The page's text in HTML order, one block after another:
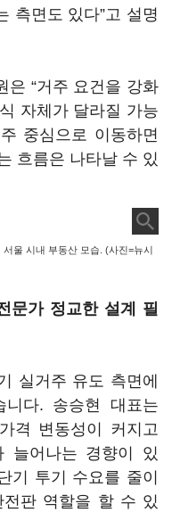
측면도 있다”고 설명
은 “거주 요건을 강화
자체가 달라질 가능
중심으로 이동하면
흐름은 나타날 수 있
울 시내 부동산 모습. (사진=뉴시
문가 정교한 설계 필
실거주 유도 측면에
니다. 송승현 대표는
격 변동성이 커지고
늘어나는 경향이 있
기 투기 수요를 줄이
판 역할을 할 수 있